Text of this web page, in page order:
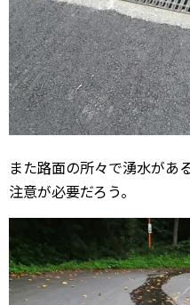
また路面の所々で湧水があ
注意が必要だろう。